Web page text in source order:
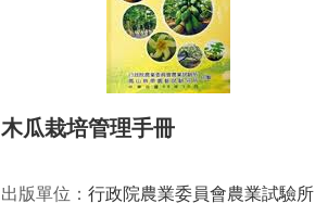
木瓜栽培管理手冊
出版單位： 行政院農業委員會農業試驗所